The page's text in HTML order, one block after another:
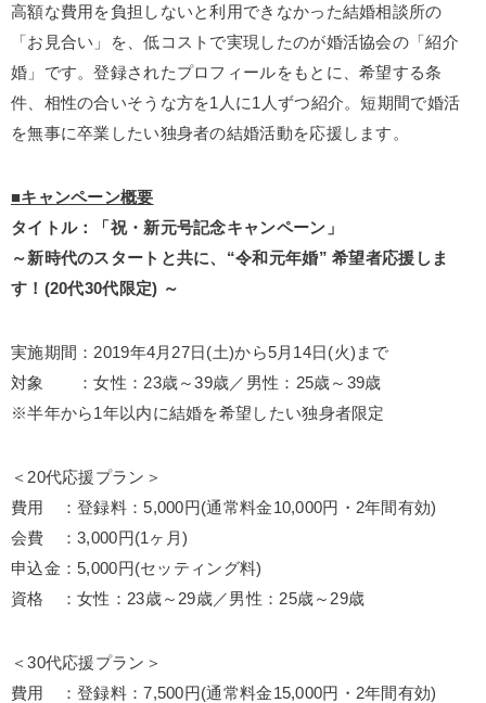
高額な費用を負担しないと利用できなかった結婚相談所の
「お見合い」を、低コストで実現したのが婚活協会の「紹介
婚」です。登録されたプロフィールをもとに、希望する条
件、相性の合いそうな方を1人に1人ずつ紹介。短期間で婚活
を無事に卒業したい独身者の結婚活動を応援します。
■キャンペーン概要
タイトル：「祝・新元号記念キャンペーン」
～新時代のスタートと共に、“令和元年婚” 希望者応援しま
す！(20代30代限定) ～
実施期間：2019年4月27日(土)から5月14日(火)まで
対象 ：女性：23歳～39歳／男性：25歳～39歳
※半年から1年以内に結婚を希望したい独身者限定
＜20代応援プラン＞
費用 ：登録料：5,000円(通常料金10,000円・2年間有効)
会費 ：3,000円(1ヶ月)
申込金：5,000円(セッティング料)
資格 ：女性：23歳～29歳／男性：25歳～29歳
＜30代応援プラン＞
費用 ：登録料：7,500円(通常料金15,000円・2年間有効)